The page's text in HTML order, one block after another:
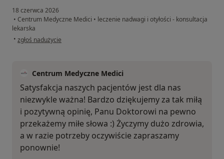
18 czerwca 2026
• Centrum Medyczne Medici • leczenie nadwagi i otyłości - konsultacja
lekarska
• w opinii użytkownika M.
zgłoś nadużycie
Centrum Medyczne Medici
Satysfakcja naszych pacjentów jest dla nas
niezwykle ważna! Bardzo dziękujemy za tak miłą
i pozytywną opinię, Panu Doktorowi na pewno
przekażemy miłe słowa :) Życzymy dużo zdrowia,
a w razie potrzeby oczywiście zapraszamy
ponownie!